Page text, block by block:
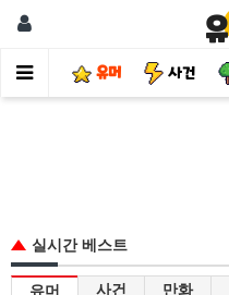
유머 사건
실시간 베스트
유머 사건 만화